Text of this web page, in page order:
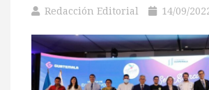
Redacción Editorial 14/09/